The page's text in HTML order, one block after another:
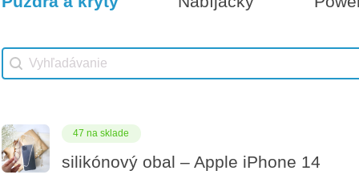
Vhodné príslušenstvo search
Search content
47 na sklade
silikónový obal – Apple iPhone 14